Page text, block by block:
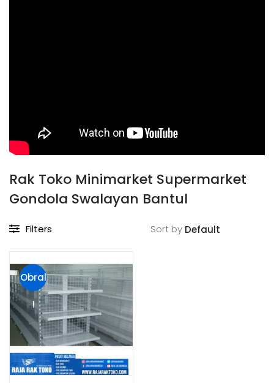
Rak Toko Minimarket Supermarket
Gondola Swalayan Bantul
Filters Sort by
Obral
!